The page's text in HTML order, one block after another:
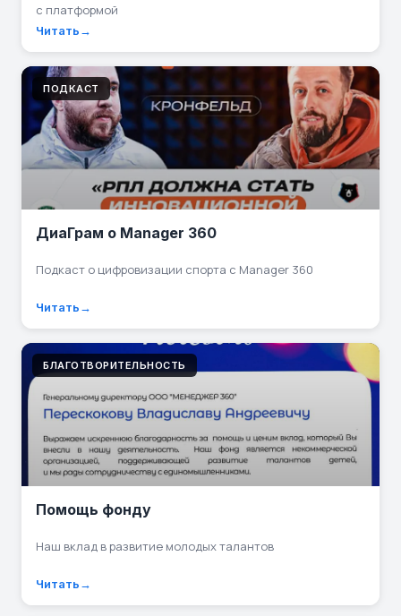
с платформой
Читать
ПОДКАСТ
ДиаГрам о Manager 360
Подкаст о цифровизации спорта с Manager 360
Читать
БЛАГОТВОРИТЕЛЬНОСТЬ
Помощь фонду
Наш вклад в развитие молодых талантов
Читать